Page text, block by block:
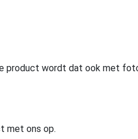
wordt dat ook met
met ons op.